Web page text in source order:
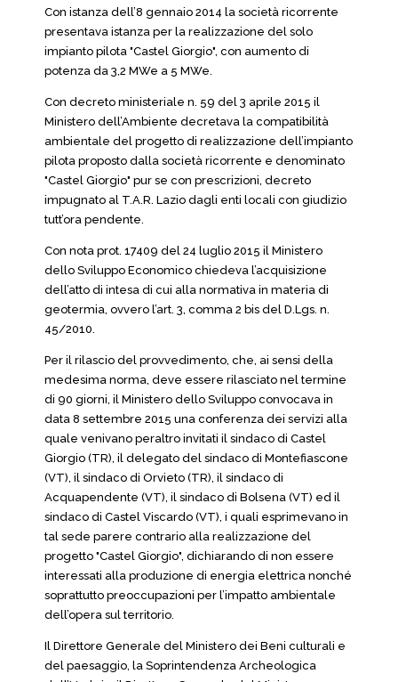
Con istanza dell’8 gennaio 2014 la società ricorrente
presentava istanza per la realizzazione del solo
impianto pilota "Castel Giorgio", con aumento di
potenza da 3,2 MWe a 5 MWe.
Con decreto ministeriale n. 59 del 3 aprile 2015 il
Ministero dell’Ambiente decretava la compatibilità
ambientale del progetto di realizzazione dell’impianto
pilota proposto dalla società ricorrente e denominato
"Castel Giorgio" pur se con prescrizioni, decreto
impugnato al T.A.R. Lazio dagli enti locali con giudizio
tutt’ora pendente.
Con nota prot. 17409 del 24 luglio 2015 il Ministero
dello Sviluppo Economico chiedeva l’acquisizione
dell’atto di intesa di cui alla normativa in materia di
geotermia, ovvero l’art. 3, comma 2 bis del D.Lgs. n.
45/2010.
Per il rilascio del provvedimento, che, ai sensi della
medesima norma, deve essere rilasciato nel termine
di 90 giorni, il Ministero dello Sviluppo convocava in
data 8 settembre 2015 una conferenza dei servizi alla
quale venivano peraltro invitati il sindaco di Castel
Giorgio (TR), il delegato del sindaco di Montefiascone
(VT), il sindaco di Orvieto (TR), il sindaco di
Acquapendente (VT), il sindaco di Bolsena (VT) ed il
sindaco di Castel Viscardo (VT), i quali esprimevano in
tal sede parere contrario alla realizzazione del
progetto "Castel Giorgio", dichiarando di non essere
interessati alla produzione di energia elettrica nonché
soprattutto preoccupazioni per l’impatto ambientale
dell’opera sul territorio.
Il Direttore Generale del Ministero dei Beni culturali e
del paesaggio, la Soprintendenza Archeologica